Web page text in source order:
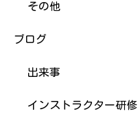
その他
ブログ
出来事
インストラクター研修